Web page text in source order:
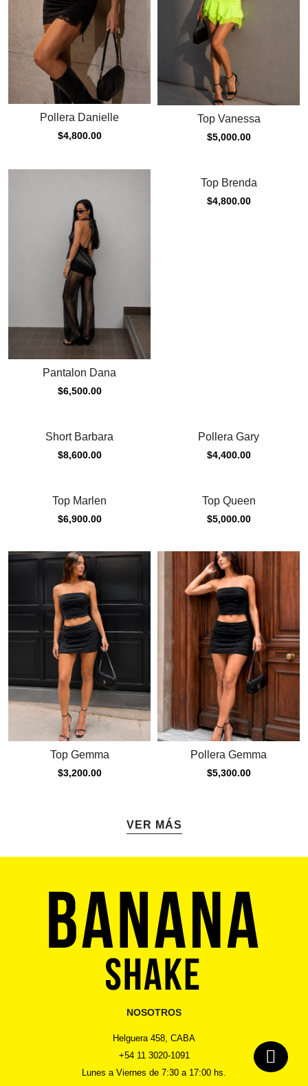
Pollera Danielle
$4,800.00
Top Vanessa
$5,000.00
Pantalon Dana
$6,500.00
Top Brenda
$4,800.00
Short Barbara
$8,600.00
Pollera Gary
$4,400.00
Top Marlen
$6,900.00
Top Queen
$5,000.00
Top Gemma
$3,200.00
Pollera Gemma
$5,300.00
VER MÁS
NOSOTROS
Helguera 458, CABA
+54 11 3020-1091
Lunes a Viernes de 7:30 a 17:00 hs.